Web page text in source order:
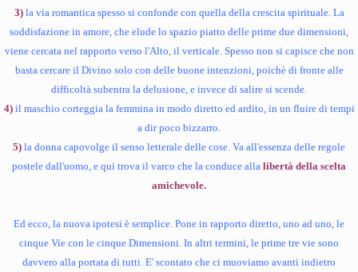
3)la via romantica spesso si confonde con quella della crescita spirituale. La
soddisfazione in amore, che elude lo spazio piatto delle prime due dimensioni,
viene cercata nel rapporto verso l'Alto, il verticale. Spesso non si capisce che non
basta cercare il Divino solo con delle buone intenzioni, poichè di fronte alle
difficoltà subentra la delusione, e invece di salire si scende.
4)il maschio corteggia la femmina in modo diretto ed ardito, in un fluire di tempi
a dir poco bizzarro.
5) la donna capovolge il senso letterale delle cose. Va all'essenza delle regole
postele dall'uomo, e qui trova il varco che la conduce alla libertà della scelta
amichevole.
Ed ecco, la nuova ipotesi è semplice. Pone in rapporto diretto, uno ad uno, le
cinque Vie con le cinque Dimensioni. In altri termini, le prime tre vie sono
davvero alla portata di tutti. E' scontato che ci muoviamo avanti indietro